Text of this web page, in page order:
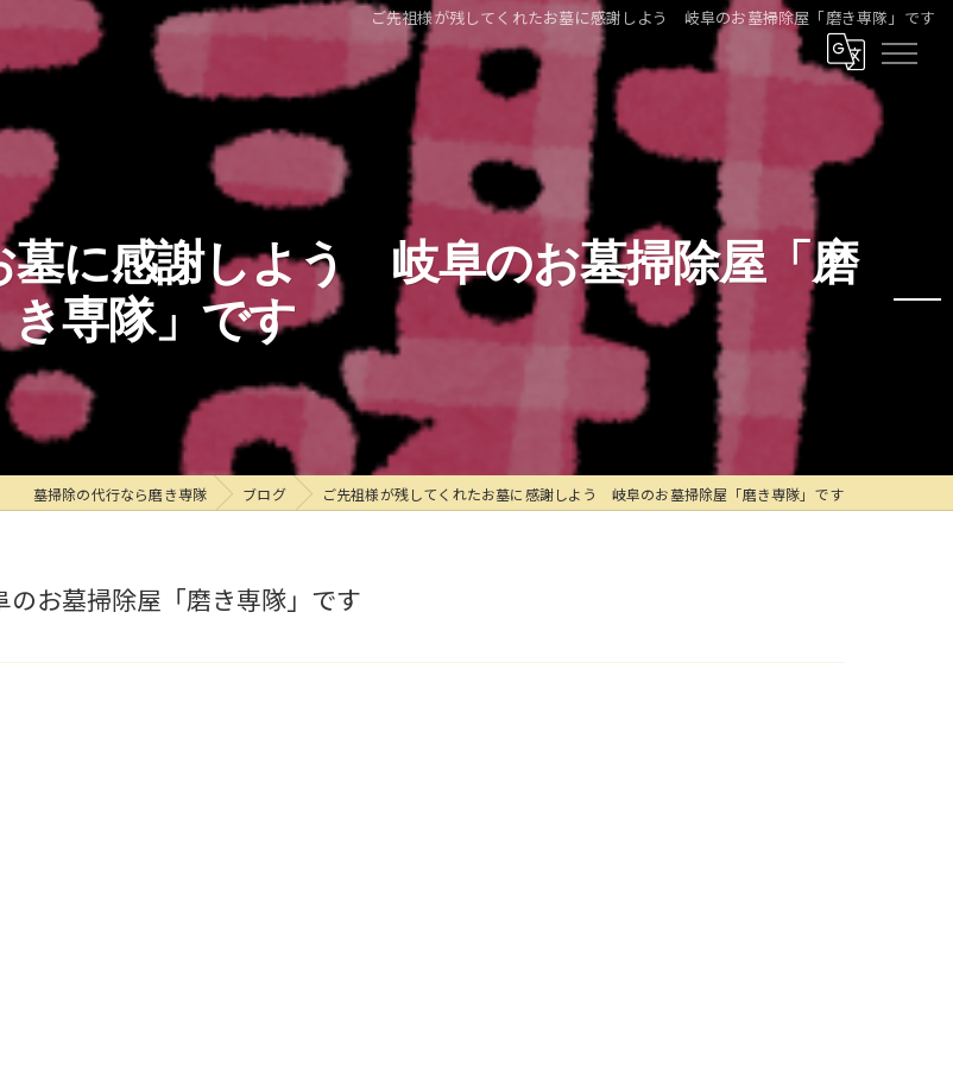
ご先祖様が残してくれたお墓に感謝しよう 岐阜のお墓掃除屋「磨き専隊」です
墓に感謝しよう 岐阜のお墓掃除屋「磨
き専隊」です
墓掃除の代行なら磨き専隊 ブログ ご先祖様が残してくれたお墓に感謝しよう 岐阜のお墓掃除屋「磨き専隊」です
お墓掃除屋「磨き専隊」です